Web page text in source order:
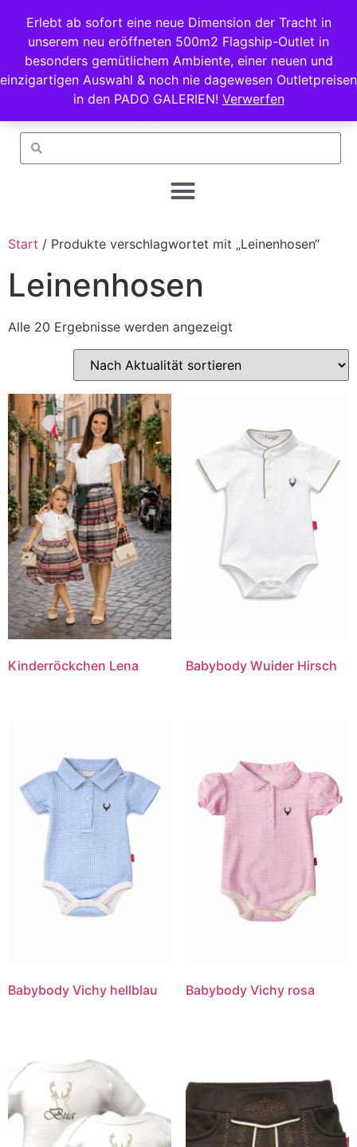
Erlebt ab sofort eine neue Dimension der Tracht in
unserem neu eröffneten 500m2 Flagship-Outlet in
besonders gemütlichem Ambiente, einer neuen und
einzigartigen Auswahl & noch nie dagewesen Outletpreisen
in den PADO GALERIEN! Verwerfen
Start / Produkte verschlagwortet mit „Leinenhosen“
Leinenhosen
Alle 20 Ergebnisse werden angezeigt
Kinderröckchen Lena Babybody Wuider Hirsch
Babybody Vichy hellblau Babybody Vichy rosa